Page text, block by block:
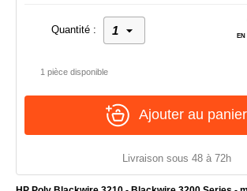
Quantité :
EN
1 pièce disponible
Ajouter au panier
Livraison sous 48 à 72h